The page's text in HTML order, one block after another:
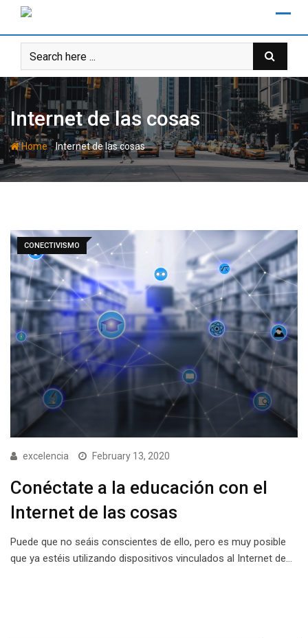
content
Internet de las cosas
Home-Internet de las cosas
CONECTIVISMO
excelencia February 13, 2020
Conéctate a la educación con el
Internet de las cosas
Puede que no seáis conscientes de ello, pero es muy posible
que ya estéis utilizando dispositivos vinculados al Internet de…